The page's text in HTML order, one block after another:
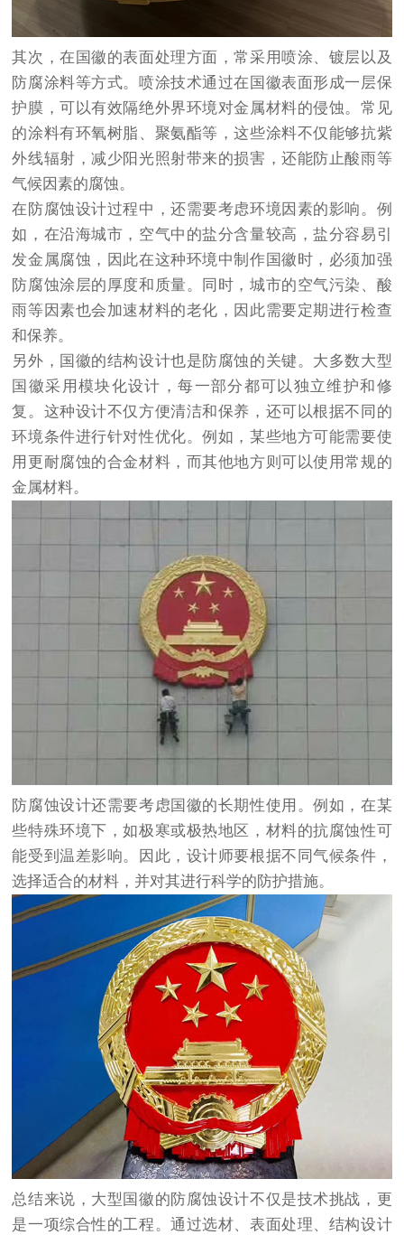
其次，在国徽的表面处理方面，常采用喷涂、镀层以及
防腐涂料等方式。喷涂技术通过在国徽表面形成一层保
护膜，可以有效隔绝外界环境对金属材料的侵蚀。常见
的涂料有环氧树脂、聚氨酯等，这些涂料不仅能够抗紫
外线辐射，减少阳光照射带来的损害，还能防止酸雨等
气候因素的腐蚀。
在防腐蚀设计过程中，还需要考虑环境因素的影响。例
如，在沿海城市，空气中的盐分含量较高，盐分容易引
发金属腐蚀，因此在这种环境中制作国徽时，必须加强
防腐蚀涂层的厚度和质量。同时，城市的空气污染、酸
雨等因素也会加速材料的老化，因此需要定期进行检查
和保养。
另外，国徽的结构设计也是防腐蚀的关键。大多数大型
国徽采用模块化设计，每一部分都可以独立维护和修
复。这种设计不仅方便清洁和保养，还可以根据不同的
环境条件进行针对性优化。例如，某些地方可能需要使
用更耐腐蚀的合金材料，而其他地方则可以使用常规的
金属材料。
防腐蚀设计还需要考虑国徽的长期性使用。例如，在某
些特殊环境下，如极寒或极热地区，材料的抗腐蚀性可
能受到温差影响。因此，设计师要根据不同气候条件，
选择适合的材料，并对其进行科学的防护措施。
总结来说，大型国徽的防腐蚀设计不仅是技术挑战，更
是一项综合性的工程。通过选材、表面处理、结构设计